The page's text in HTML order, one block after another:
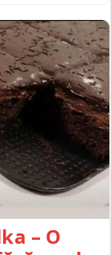
– O